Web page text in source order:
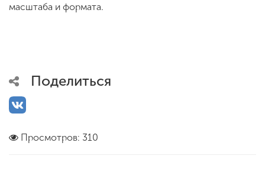
масштаба и формата.
Поделиться
Просмотров: 310